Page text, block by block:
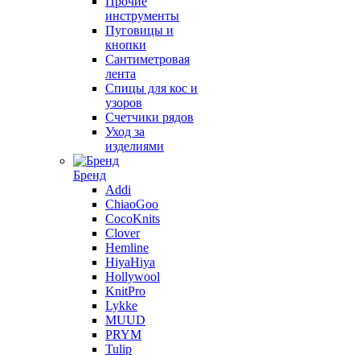
инструменты
Пуговицы и
кнопки
Сантиметровая
лента
Спицы для кос и
узоров
Счетчики рядов
Уход за
изделиями
Бренд
Addi
ChiaoGoo
CocoKnits
Clover
Hemline
HiyaHiya
Hollywool
KnitPro
Lykke
MUUD
PRYM
Tulip